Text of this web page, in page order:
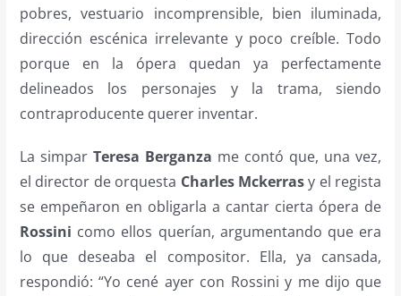
pobres, vestuario incomprensible, bien iluminada,
dirección escénica irrelevante y poco creíble. Todo
porque en la ópera quedan ya perfectamente
delineados los personajes y la trama, siendo
contraproducente querer inventar.
La simpar Teresa Berganza me contó que, una vez,
el director de orquesta Charles Mckerrasy el regista
se empeñaron en obligarla a cantar cierta ópera de
Rossini como ellos querían, argumentando que era
lo que deseaba el compositor. Ella, ya cansada,
respondió: “Yo cené ayer con Rossini y me dijo que